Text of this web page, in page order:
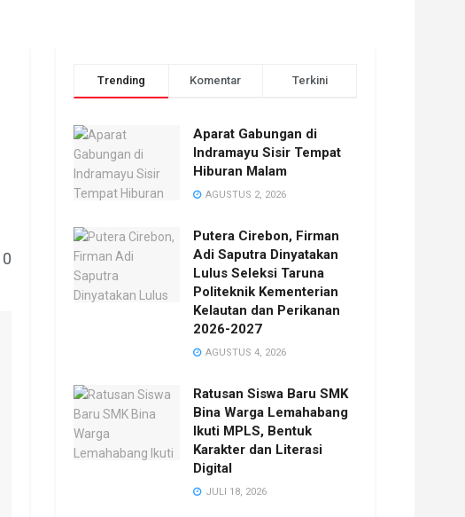
0
Trending Komentar Terkini
Aparat Gabungan di
Indramayu Sisir Tempat
Hiburan Malam
AGUSTUS 2, 2026
Putera Cirebon, Firman
Adi Saputra Dinyatakan
Lulus Seleksi Taruna
Politeknik Kementerian
Kelautan dan Perikanan
2026-2027
AGUSTUS 4, 2026
Ratusan Siswa Baru SMK
Bina Warga Lemahabang
Ikuti MPLS, Bentuk
Karakter dan Literasi
Digital
JULI 18, 2026